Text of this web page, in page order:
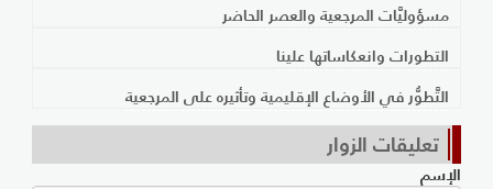
مسؤوليَّات المرجعية والعصر الحاضر
التطورات وانعكاساتها علينا
التَّطوُّر في الأوضاع الإقليمية وتأثيره على المرجعية
تعليقات الزوار
الإسم